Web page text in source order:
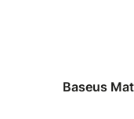
Baseus